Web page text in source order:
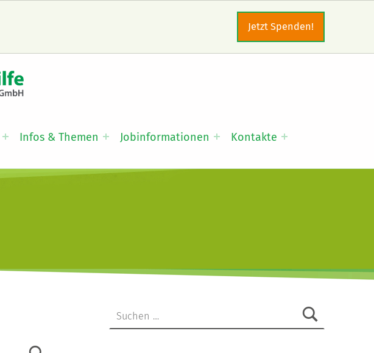
Infos & Themen Jobinformationen Kontakte
Jetzt Spenden!